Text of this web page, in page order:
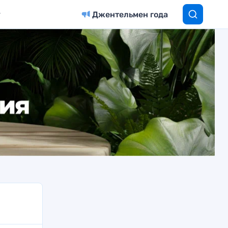
Джентельмен года